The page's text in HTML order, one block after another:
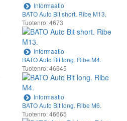
Informaatio
BATO Auto Bit short. Ribe M13.
Tuotenro: 4673
Informaatio
BATO Auto Bit long. Ribe M4.
Tuotenro: 46645
Informaatio
BATO Auto Bit long. Ribe M6.
Tuotenro: 46665